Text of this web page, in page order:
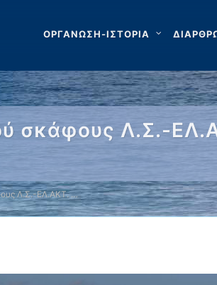
ΟΡΓΑΝΩΣΗ-ΙΣΤΟΡΙΑ
σκάφους Λ.Σ.-
Λ.Σ.-ΕΛ.ΑΚΤ. …